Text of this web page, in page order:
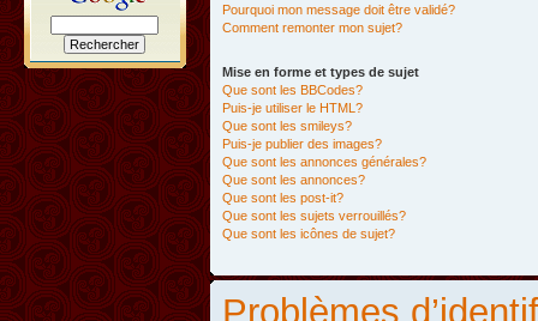
Pourquoi mon message doit être validé?
Comment remonter mon sujet?
Mise en forme et types de sujet
Que sont les BBCodes?
Puis-je utiliser le HTML?
Que sont les smileys?
Puis-je publier des images?
Que sont les annonces générales?
Que sont les annonces?
Que sont les post-it?
Que sont les sujets verrouillés?
Que sont les icônes de sujet?
Problèmes